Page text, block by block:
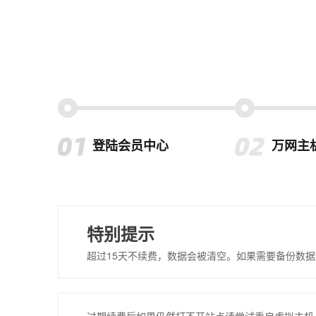
登陆会员中心 万网主
特别提示
超过15天不续费，数据会被清空。如果需要备份数